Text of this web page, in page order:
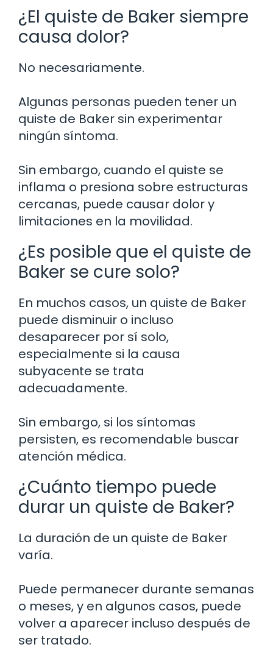
¿El quiste de Baker siempre
causa dolor?
No necesariamente.
Algunas personas pueden tener un
quiste de Baker sin experimentar
ningún síntoma.
Sin embargo, cuando el quiste se
inflama o presiona sobre estructuras
cercanas, puede causar dolor y
limitaciones en la movilidad.
¿Es posible que el quiste de
Baker se cure solo?
En muchos casos, un quiste de Baker
puede disminuir o incluso
desaparecer por sí solo,
especialmente si la causa
subyacente se trata
adecuadamente.
Sin embargo, si los síntomas
persisten, es recomendable buscar
atención médica.
¿Cuánto tiempo puede
durar un quiste de Baker?
La duración de un quiste de Baker
varía.
Puede permanecer durante semanas
o meses, y en algunos casos, puede
volver a aparecer incluso después de
ser tratado.